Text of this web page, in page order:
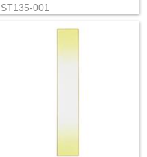
ST135-001